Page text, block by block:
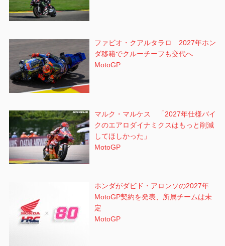
ファビオ・クアルタラロ 2027年ホン
ダ移籍でクルーチーフも交代へ
MotoGP
マルク・マルケス 「2027年仕様バイ
クのエアロダイナミクスはもっと削減
してほしかった」
MotoGP
ホンダがダビド・アロンソの2027年
MotoGP契約を発表、所属チームは未
定
MotoGP